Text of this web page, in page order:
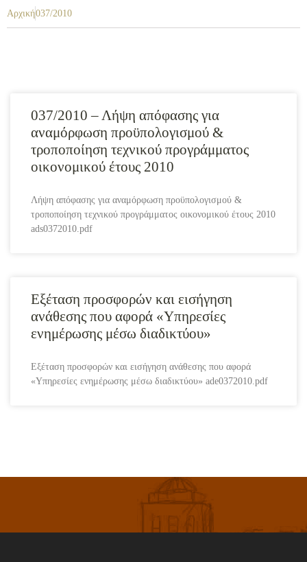
Αρχική037/2010
037/2010 – Λήψη απόφασης για
αναμόρφωση προϋπολογισμού &
τροποποίηση τεχνικού προγράμματος
οικονομικού έτους 2010
Λήψη απόφασης για αναμόρφωση προϋπολογισμού &
τροποποίηση τεχνικού προγράμματος οικονομικού έτους 2010
ads0372010.pdf
Εξέταση προσφορών και εισήγηση
ανάθεσης που αφορά «Υπηρεσίες
ενημέρωσης μέσω διαδικτύου»
Εξέταση προσφορών και εισήγηση ανάθεσης που αφορά
«Υπηρεσίες ενημέρωσης μέσω διαδικτύου» ade0372010.pdf